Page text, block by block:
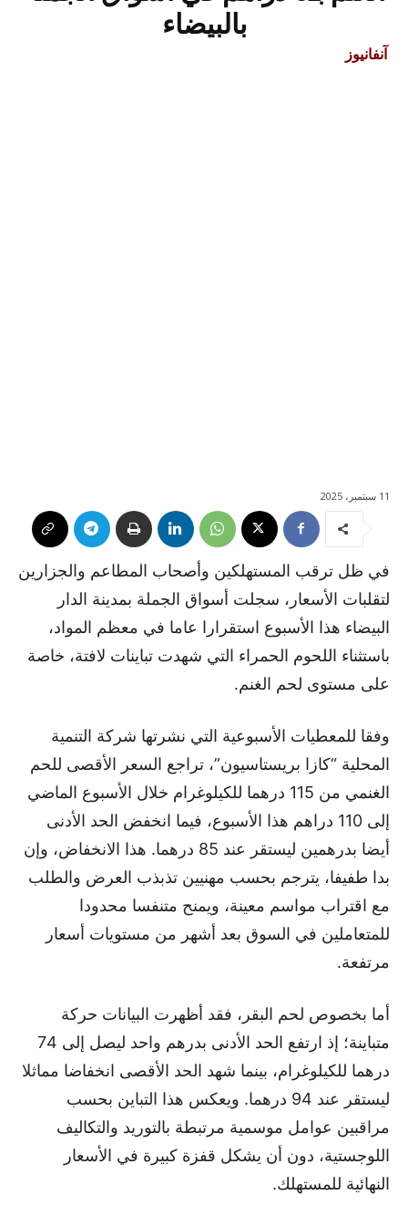
بالبيضاء
آنفانيوز
11 سبتمبر، 2025
في ظل ترقب المستهلكين وأصحاب المطاعم والجزارين
لتقلبات الأسعار، سجلت أسواق الجملة بمدينة الدار
البيضاء هذا الأسبوع استقرارا عاما في معظم المواد،
باستثناء اللحوم الحمراء التي شهدت تباينات لافتة، خاصة
على مستوى لحم الغنم.
وفقا للمعطيات الأسبوعية التي نشرتها شركة التنمية
المحلية “كازا بريستاسيون”، تراجع السعر الأقصى للحم
الغنمي من 115 درهما للكيلوغرام خلال الأسبوع الماضي
إلى 110 دراهم هذا الأسبوع، فيما انخفض الحد الأدنى
أيضا بدرهمين ليستقر عند 85 درهما. هذا الانخفاض، وإن
بدا طفيفا، يترجم بحسب مهنيين تذبذب العرض والطلب
مع اقتراب مواسم معينة، ويمنح متنفسا محدودا
للمتعاملين في السوق بعد أشهر من مستويات أسعار
مرتفعة.
أما بخصوص لحم البقر، فقد أظهرت البيانات حركة
متباينة؛ إذ ارتفع الحد الأدنى بدرهم واحد ليصل إلى 74
درهما للكيلوغرام، بينما شهد الحد الأقصى انخفاضا مماثلا
ليستقر عند 94 درهما. ويعكس هذا التباين بحسب
مراقبين عوامل موسمية مرتبطة بالتوريد والتكاليف
اللوجستية، دون أن يشكل قفزة كبيرة في الأسعار
النهائية للمستهلك.